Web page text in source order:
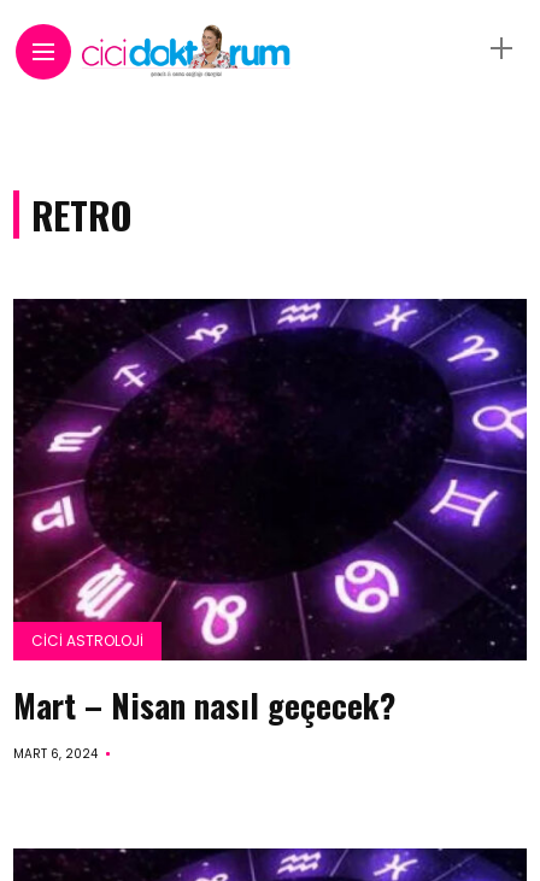
RETRO
CICI ASTROLOJI
Mart – Nisan nasıl geçecek?
MART 6, 2024